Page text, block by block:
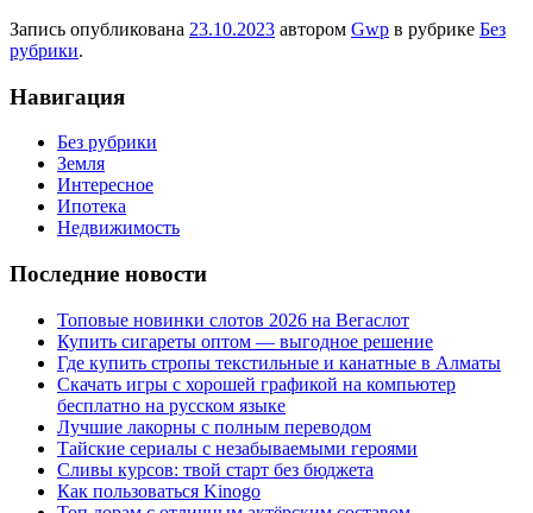
Запись опубликована 23.10.2023 автором Gwp в рубрике Без
рубрики.
Навигация
Без рубрики
Земля
Интересное
Ипотека
Недвижимость
Последние новости
Топовые новинки слотов 2026 на Вегаслот
Купить сигареты оптом — выгодное решение
Где купить стропы текстильные и канатные в Алматы
Скачать игры с хорошей графикой на компьютер
бесплатно на русском языке
Лучшие лакорны с полным переводом
Тайские сериалы с незабываемыми героями
Сливы курсов: твой старт без бюджета
Как пользоваться Kinogo